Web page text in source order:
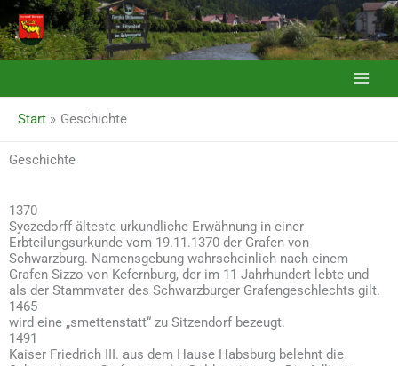
Zum
Inhalt
springen
Start Geschichte
Geschichte
1370
Syczedorff älteste urkundliche Erwähnung in einer
Erbteilungsurkunde vom 19.11.1370 der Grafen von
Schwarzburg. Namensgebung wahrscheinlich nach einem
Grafen Sizzo von Kefernburg, der im 11 Jahrhundert lebte und
als der Stammvater des Schwarzburger Grafengeschlechts gilt.
1465
wird eine „smettenstatt“ zu Sitzendorf bezeugt.
1491
Kaiser Friedrich III. aus dem Hause Habsburg belehnt die